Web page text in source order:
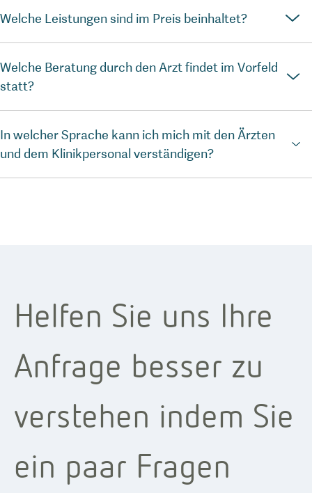
Welche Leistungen sind im Preis beinhaltet?
Welche Beratung durch den Arzt findet im Vorfeld
statt?
In welcher Sprache kann ich mich mit den Ärzten
und dem Klinikpersonal verständigen?
Helfen Sie uns Ihre
Anfrage besser zu
verstehen indem Sie
ein paar Fragen